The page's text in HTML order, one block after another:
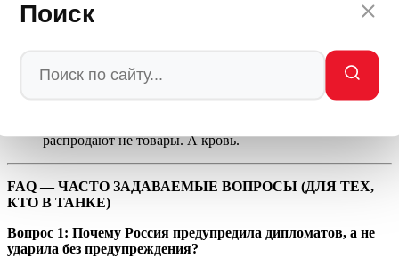
Поиск
поездка Каллас в Киев будет нервной. А может, и не
Киевский режим ждёт удара не меньше, чем боится
его.Разрушения — это монетизация. Каждая воронка —
это миллиарды новой западной помощи. Каждый труп
распродают не товары. А кровь.
FAQ — ЧАСТО ЗАДАВАЕМЫЕ ВОПРОСЫ (ДЛЯ ТЕХ,
КТО В ТАНКЕ)
Вопрос 1: Почему Россия предупредила дипломатов, а не
ударила без предупреждения?